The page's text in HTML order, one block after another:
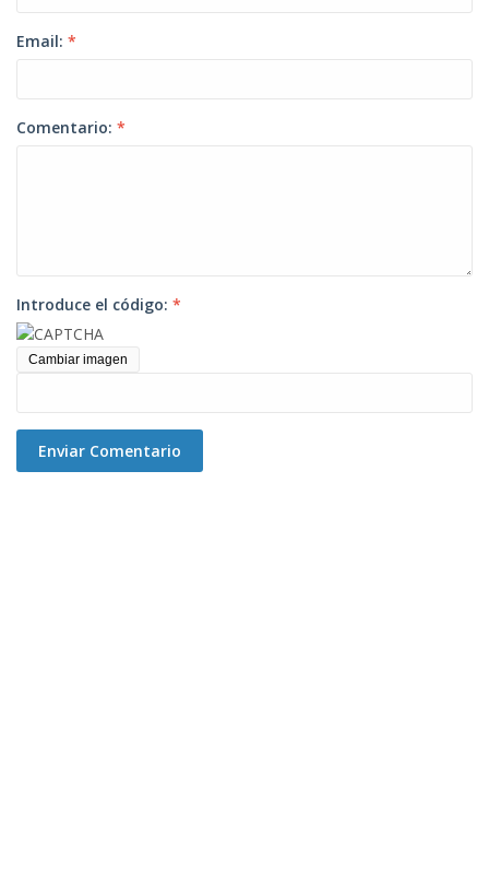
Email: *
Comentario: *
Introduce el código: *
Cambiar imagen
Enviar Comentario